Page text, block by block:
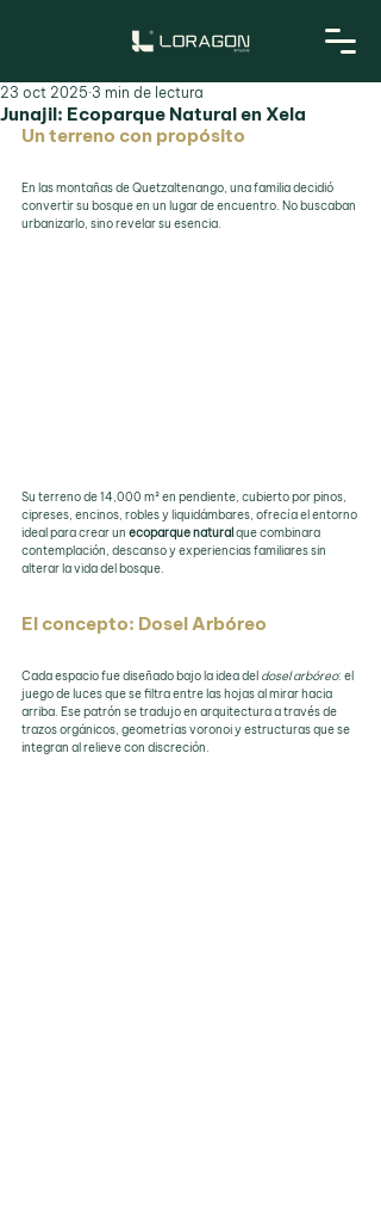
Junajil: Ecoparque Natural en Xela
23 oct 2025 3 min de lectura
Un terreno con propósito
En las montañas de Quetzaltenango, una familia decidió
convertir su bosque en un lugar de encuentro. No buscaban
urbanizarlo, sino revelar su esencia.
Su terreno de 14,000 m² en pendiente, cubierto por pinos,
cipreses, encinos, robles y liquidámbares, ofrecía el entorno
ideal para crear un ecoparque natural que combinara
contemplación, descanso y experiencias familiares sin
alterar la vida del bosque.
El concepto: Dosel Arbóreo
Cada espacio fue diseñado bajo la idea del dosel arbóreo: el
juego de luces que se filtra entre las hojas al mirar hacia
arriba. Ese patrón se tradujo en arquitectura a través de
trazos orgánicos, geometrías voronoi y estructuras que se
integran al relieve con discreción.